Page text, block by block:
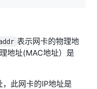
表示网卡的物理地
地址(MAC地址）是
此网卡的IP地址是